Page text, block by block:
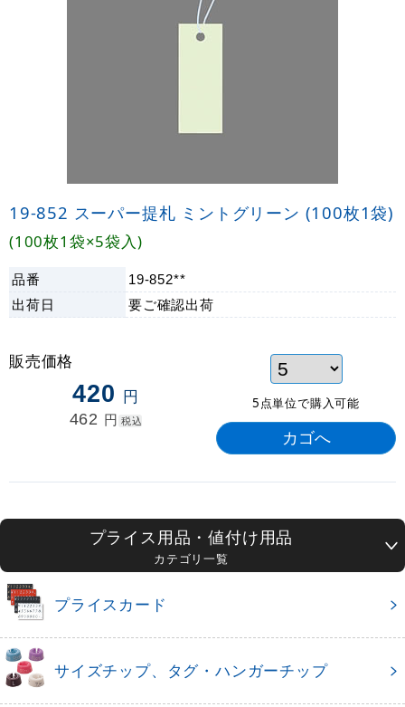
19-852 スーパー提札 ミントグリーン (100枚1袋)
(100枚1袋×5袋入)
品番 19-852**
出荷日 要ご確認出荷
販売価格
420 円
462 円 税込
5点単位で購入可能
プライス用品・値付け用品
カテゴリ一覧
プライスカード
サイズチップ、タグ・ハンガーチップ